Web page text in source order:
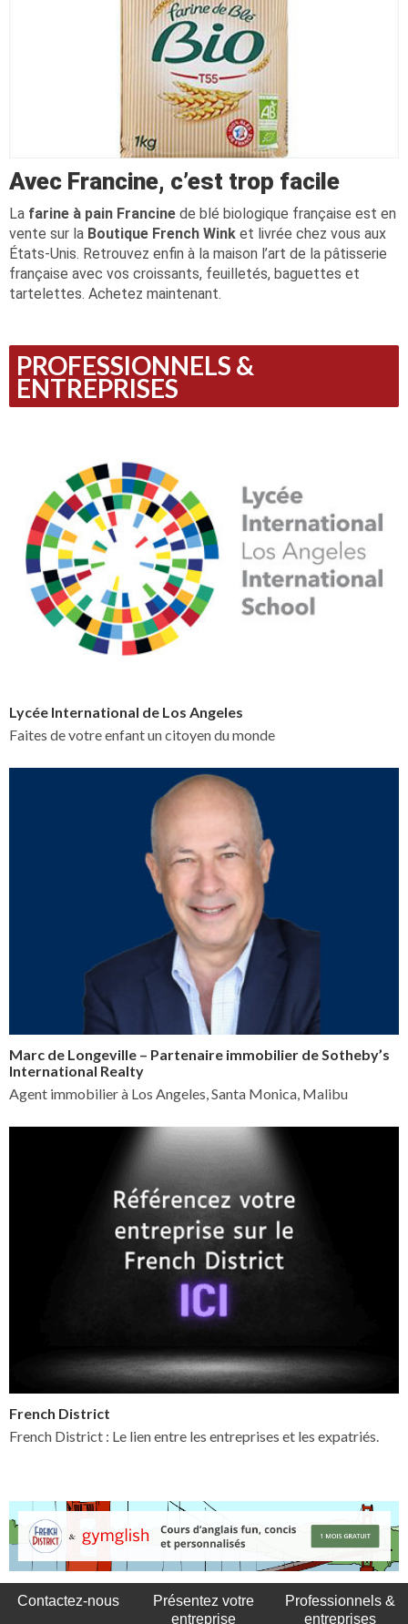
Avec Francine, c’est trop facile
La farine à pain Francine de blé biologique française est en
vente sur la Boutique French Wink et livrée chez vous aux
États-Unis. Retrouvez enfin à la maison l’art de la pâtisserie
française avec vos croissants, feuilletés, baguettes et
tartelettes. Achetez maintenant.
PROFESSIONNELS &
ENTREPRISES
Lycée International de Los Angeles
Faites de votre enfant un citoyen du monde
Marc de Longeville – Partenaire immobilier de Sotheby’s
International Realty
Agent immobilier à Los Angeles, Santa Monica, Malibu
French District
French District : Le lien entre les entreprises et les expatriés.
Contactez-nous
Présentez votre
entreprise
Professionnels &
entreprises